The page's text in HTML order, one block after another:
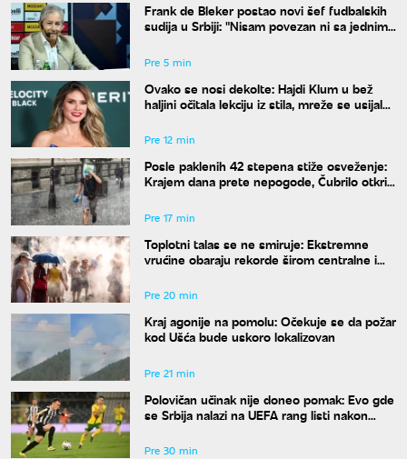
Frank de Bleker postao novi šef fudbalskih
sudija u Srbiji: "Nisam povezan ni sa jednim
Pre 5 min
Ovako se nosi dekolte: Hajdi Klum u bež
haljini očitala lekciju iz stila, mreže se usijale
Pre 12 min
Posle paklenih 42 stepena stiže osveženje:
Krajem dana prete nepogode, Čubrilo otkrio
Pre 17 min
Toplotni talas se ne smiruje: Ekstremne
vrućine obaraju rekorde širom centralne i
Pre 20 min
Kraj agonije na pomolu: Očekuje se da požar
kod Ušća bude uskoro lokalizovan
Pre 21 min
Polovičan učinak nije doneo pomak: Evo gde
se Srbija nalazi na UEFA rang listi nakon
Pre 30 min